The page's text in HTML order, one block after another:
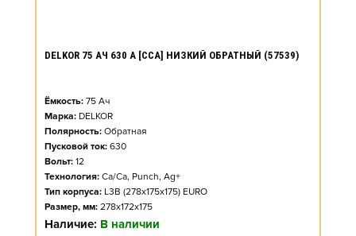
DELKOR 75 АЧ 630 А [CCA] НИЗКИЙ ОБРАТНЫЙ (57539)
Ёмкость: 75 Ач
Марка: DELKOR
Полярность: Обратная
Пусковой ток: 630
Вольт: 12
Технология: Ca/Ca, Punch, Ag+
Тип корпуса: L3B (278x175x175) EURO
Размер, мм: 278x172x175
Наличие: В наличии